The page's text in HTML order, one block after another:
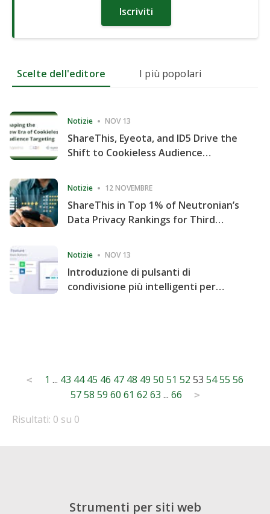
Iscriviti
Scelte dell'editore I più popolari
Notizie NOV 13
ShareThis, Eyeota, and ID5 Drive the
Shift to Cookieless Audience
Notizie 12 NOVEMBRE
ShareThis in Top 1% of Neutronian’s
Data Privacy Rankings for Third
Notizie NOV 13
Introduzione di pulsanti di
condivisione più intelligenti per
Posts
pagination
< 1 ... 43 44 45 46 47 48 49 50 51 52 53 5455 56
57 58 59 60 61 62 63 ... 66 >
Risultati: 0 su 0
Strumenti per siti web